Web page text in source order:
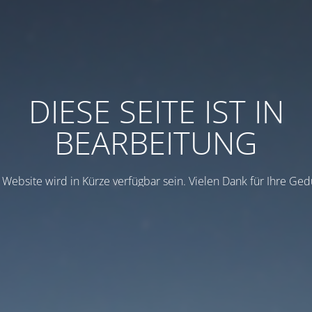
DIESE SEITE IST IN
BEARBEITUNG
wird in Kürze verfügbar sein. Vielen Dank für Ihre